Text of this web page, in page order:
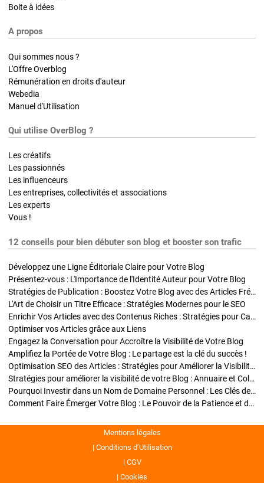
Boite à idées
A propos
Qui sommes nous ?
L'Offre Overblog
Rémunération en droits d'auteur
Webedia
Manuel d'Utilisation
Qui utilise OverBlog ?
Les créatifs
Les passionnés
Les influenceurs
Les entreprises, collectivités et associations
Les experts
Vous !
12 conseils pour bien débuter son blog et booster son trafic
Développez une Ligne Éditoriale Claire pour Votre Blog
Présentez-vous : L'Importance de l'Identité Auteur pour Votre Blog
Stratégies de Publication : Boostez Votre Blog avec des Articles Fréquents et Exclusifs
L'Art de Choisir un Titre Efficace : Stratégies Modernes pour le SEO
Enrichir Vos Articles avec des Contenus Riches : Stratégies pour Captiver et Optimiser
Optimiser vos Articles grâce aux Liens
Engagez la Conversation pour Accroître la Visibilité de Votre Blog
Amplifiez la Portée de Votre Blog : Le partage est la clé du succès !
Optimisation SEO des Articles : Stratégies pour Améliorer la Visibilité de Votre Blog
Stratégies pour améliorer la visibilité de votre Blog : Annuaire et Collaborations
Pourquoi Investir dans un Nom de Domaine Personnel : Les Clés de la Réussite de Votre Blog
Comment Faire Émerger Votre Blog : Le Pouvoir de la Patience et de la Persévérance
Mentions légales
Conditions d’Utilisation
CGV
Cookies